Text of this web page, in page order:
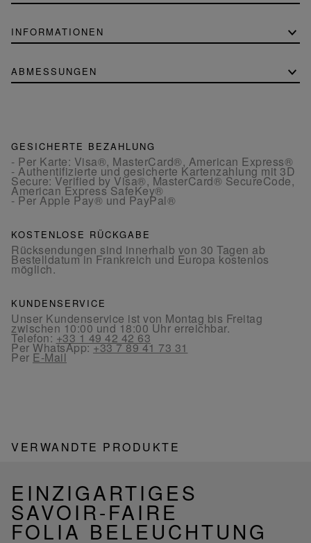
INFORMATIONEN
ABMESSUNGEN
GESICHERTE BEZAHLUNG
- Per Karte: Visa®, MasterCard®, American Express®
- Authentifizierte und gesicherte Kartenzahlung mit 3D
Secure: Verified by Visa®, MasterCard® SecureCode,
American Express SafeKey®
- Per Apple Pay® und PayPal®
KOSTENLOSE RÜCKGABE
Rücksendungen sind innerhalb von 30 Tagen ab
Bestelldatum in Frankreich und Europa kostenlos
möglich.
KUNDENSERVICE
Unser Kundenservice ist von Montag bis Freitag
zwischen 10:00 und 18:00 Uhr erreichbar.
Telefon:+33 1 49 42 42 63
Per WhatsApp:+33 7 89 41 73 31
Per E-Mail
VERWANDTE PRODUKTE
EINZIGARTIGES
SAVOIR-FAIRE
FOLIA BELEUCHTUNG